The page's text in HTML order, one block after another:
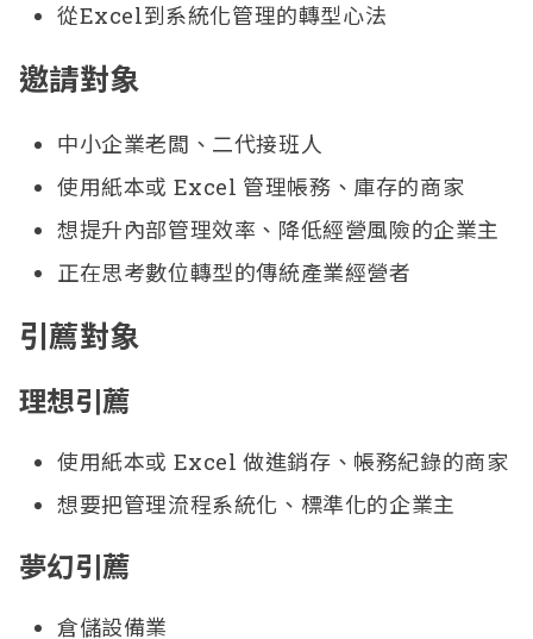
從Excel到系統化管理的轉型心法
邀請對象
中小企業老闆、二代接班人
使用紙本或 Excel 管理帳務、庫存的商家
想提升內部管理效率、降低經營風險的企業主
正在思考數位轉型的傳統產業經營者
引薦對象
理想引薦
使用紙本或 Excel 做進銷存、帳務紀錄的商家
想要把管理流程系統化、標準化的企業主
夢幻引薦
倉儲設備業